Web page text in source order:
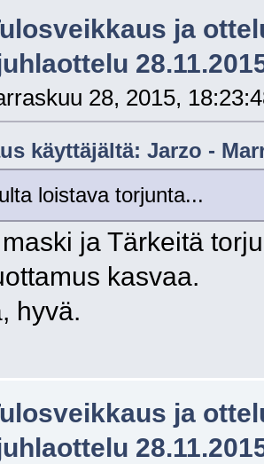
ja
28, 2015,
käyttäjältä: Jarzo -
loistava torjunta...
ja Tärkeitä
kasvaa.
hyvä.
ja